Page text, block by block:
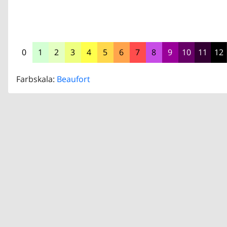
0 1 2 3 4 5 6 7 8 9 10 11 12
Farbskala: Beaufort